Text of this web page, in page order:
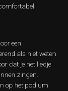
een
als niet weten
dat je het liedje
zingen.
op het podium